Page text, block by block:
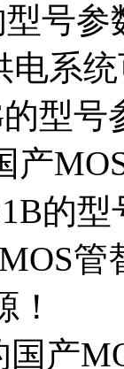
型号参
电系
型号
产
的
产